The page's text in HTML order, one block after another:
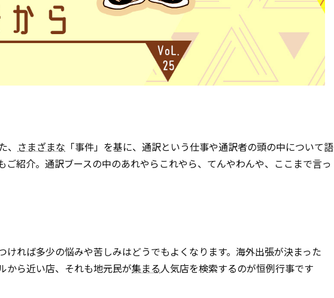
さまざまな 「事件」を基に、通訳という仕事や通訳者の頭の中について語
ご紹介。通訳ブースの中のあれやらこれやら、てんやわんや、ここまで言っ
れば多少の悩みや苦しみはどうでもよくなります。海外出張が決まった
から近い店、それも地元民が集まる人気店を検索するのが恒例行事です